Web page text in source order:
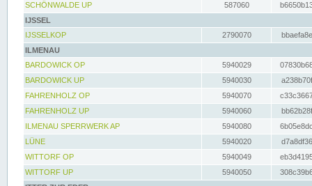
SCHÖNWALDE UP
587060
IJSSEL
IJSSELKOP
2790070
ILMENAU
BARDOWICK OP
5940029
BARDOWICK UP
5940030
FAHRENHOLZ OP
5940070
FAHRENHOLZ UP
5940060
ILMENAU SPERRWERK AP
5940080
LÜNE
5940020
WITTORF OP
5940049
WITTORF UP
5940050